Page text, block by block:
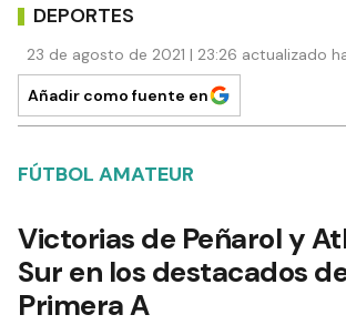
DEPORTES
23 de agosto de 2021 | 23:26 actualizado
Añadir como fuente en
FÚTBOL AMATEUR
Victorias de Peñarol y
Sur en los destacados
Primera A